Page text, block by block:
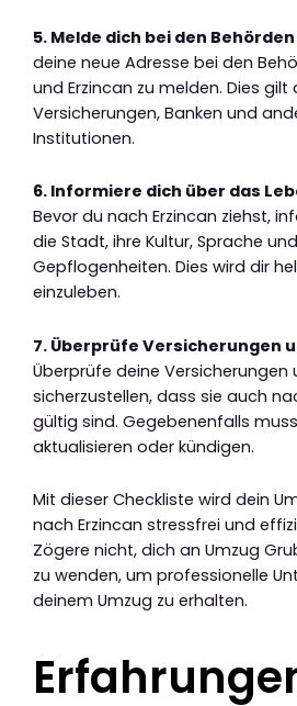
5. Melde dich bei den
deine neue Adresse bei den
und Erzincan zu melden. Dies gilt
Versicherungen, Banken und
Institutionen.
6. Informiere dich über das
Bevor du nach Erzincan ziehst,
die Stadt, ihre Kultur, Sprache
Gepflogenheiten. Dies wird dir
einzuleben.
7. Überprüfe Versicherungen
Überprüfe deine Versicherungen
sicherzustellen, dass sie auch
gültig sind. Gegebenenfalls
aktualisieren oder kündigen.
Mit dieser Checkliste wird dein
nach Erzincan stressfrei und
Zögere nicht, dich an Umzug
zu wenden, um professionelle
deinem Umzug zu erhalten.